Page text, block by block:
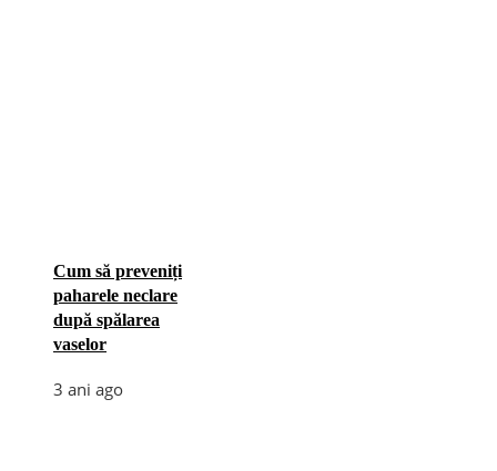
Cum să preveniți
paharele neclare
după spălarea
vaselor
3 ani ago